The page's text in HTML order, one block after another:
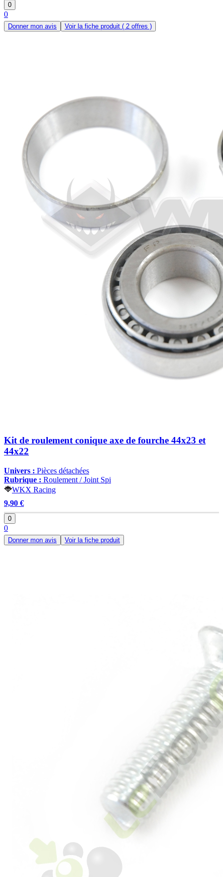
0
0
Donner mon avis Voir la fiche produit ( 2 offres )
Kit de roulement conique axe de fourche 44x23 et
44x22
Univers : Pièces détachées
Rubrique : Roulement / Joint Spi
WKX Racing
9,90 €
0
0
Donner mon avis Voir la fiche produit